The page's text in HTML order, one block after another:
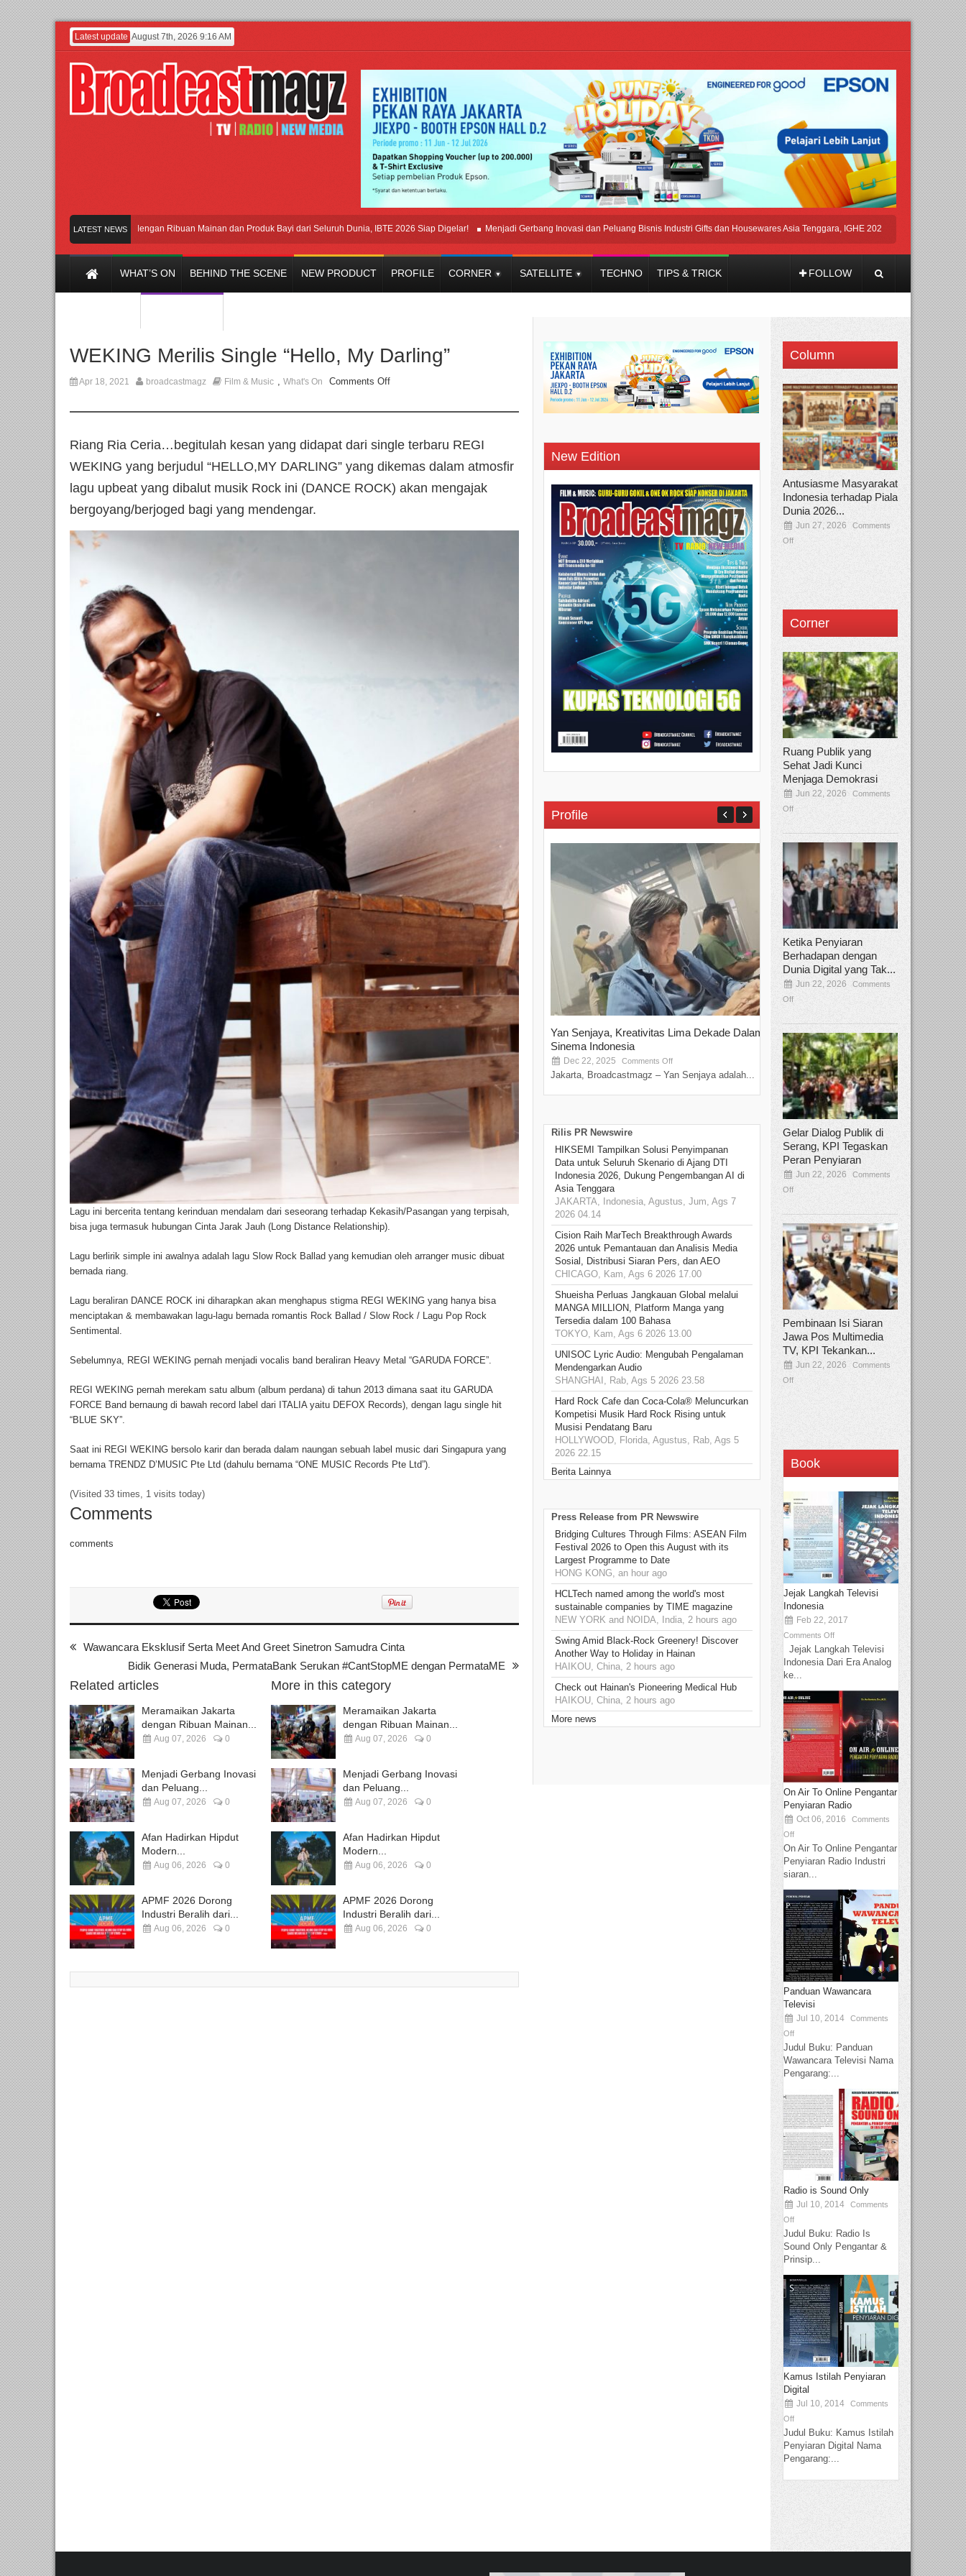
Latest update August 7th, 2026 9:16 AM
LATEST NEWS
Meramaikan Jakarta dengan Ribuan Mainan dan Produk Bayi dari Seluruh Dunia, IBTE 2026 Siap Digelar! Menjadi Gerbang Inovasi dan Peluang Bisnis Industri Gifts dan Housewares Asia Tenggara, IGHE 2026 Kembali Digelar di Jakarta
WHAT’S ON BEHIND THE SCENE NEW PRODUCT PROFILE CORNER SATELLITE TECHNO TIPS & TRICK FOLLOW
WEKING Merilis Single “Hello, My Darling”
Apr 18, 2021 broadcastmagz Film & Music , What's On Comments Off
Riang Ria Ceria…begitulah kesan yang didapat dari single terbaru REGI
WEKING yang berjudul “HELLO,MY DARLING” yang dikemas dalam atmosfir
lagu upbeat yang dibalut musik Rock ini (DANCE ROCK) akan mengajak
bergoyang/berjoged bagi yang mendengar.
Lagu ini bercerita tentang kerinduan mendalam dari seseorang terhadap Kekasih/Pasangan yang terpisah,
bisa juga termasuk hubungan Cinta Jarak Jauh (Long Distance Relationship).
Lagu berlirik simple ini awalnya adalah lagu Slow Rock Ballad yang kemudian oleh arranger music dibuat
bernada riang.
Lagu beraliran DANCE ROCK ini diharapkan akan menghapus stigma REGI WEKING yang hanya bisa
menciptakan & membawakan lagu-lagu bernada romantis Rock Ballad / Slow Rock / Lagu Pop Rock
Sentimental.
Sebelumnya, REGI WEKING pernah menjadi vocalis band beraliran Heavy Metal “GARUDA FORCE”.
REGI WEKING pernah merekam satu album (album perdana) di tahun 2013 dimana saat itu GARUDA
FORCE Band bernaung di bawah record label dari ITALIA yaitu DEFOX Records), dengan lagu single hit
“BLUE SKY”.
Saat ini REGI WEKING bersolo karir dan berada dalam naungan sebuah label music dari Singapura yang
bernama TRENDZ D’MUSIC Pte Ltd (dahulu bernama “ONE MUSIC Records Pte Ltd”).
(Visited 33 times, 1 visits today)
Comments
comments
Wawancara Eksklusif Serta Meet And Greet Sinetron Samudra Cinta
Bidik Generasi Muda, PermataBank Serukan #CantStopME dengan PermataME
Related articles
Meramaikan Jakarta
dengan Ribuan Mainan...
Aug 07, 2026 0
Menjadi Gerbang Inovasi
dan Peluang...
Aug 07, 2026 0
Afan Hadirkan Hipdut
Modern...
Aug 06, 2026 0
APMF 2026 Dorong
Industri Beralih dari...
Aug 06, 2026 0
More in this category
Meramaikan Jakarta
dengan Ribuan Mainan...
Aug 07, 2026 0
Menjadi Gerbang Inovasi
dan Peluang...
Aug 07, 2026 0
Afan Hadirkan Hipdut
Modern...
Aug 06, 2026 0
APMF 2026 Dorong
Industri Beralih dari...
Aug 06, 2026 0
New Edition
Profile
Yan Senjaya, Kreativitas Lima Dekade Dalam
Sinema Indonesia
Dec 22, 2025 Comments Off
Jakarta, Broadcastmagz – Yan Senjaya adalah...
Tamee Irelly Menjadi Juri Open
Film Terbaru...
Sep 08, 2025 Comments Off
Bekasi, Broadcastmagz – Dalam upaya
talenta...
Rilis PR Newswire
HIKSEMI Tampilkan Solusi Penyimpanan
Data untuk Seluruh Skenario di Ajang DTI
Indonesia 2026, Dukung Pengembangan AI di
Asia Tenggara
JAKARTA, Indonesia, Agustus, Jum, Ags 7
2026 04.14
Cision Raih MarTech Breakthrough Awards
2026 untuk Pemantauan dan Analisis Media
Sosial, Distribusi Siaran Pers, dan AEO
CHICAGO, Kam, Ags 6 2026 17.00
Shueisha Perluas Jangkauan Global melalui
MANGA MILLION, Platform Manga yang
Tersedia dalam 100 Bahasa
TOKYO, Kam, Ags 6 2026 13.00
UNISOC Lyric Audio: Mengubah Pengalaman
Mendengarkan Audio
SHANGHAI, Rab, Ags 5 2026 23.58
Hard Rock Cafe dan Coca-Cola® Meluncurkan
Kompetisi Musik Hard Rock Rising untuk
Musisi Pendatang Baru
HOLLYWOOD, Florida, Agustus, Rab, Ags 5
2026 22.15
Berita Lainnya
Press Release from PR Newswire
Bridging Cultures Through Films: ASEAN Film
Festival 2026 to Open this August with its
Largest Programme to Date
HONG KONG, an hour ago
HCLTech named among the world's most
sustainable companies by TIME magazine
NEW YORK and NOIDA, India, 2 hours ago
Swing Amid Black‑Rock Greenery! Discover
Another Way to Holiday in Hainan
HAIKOU, China, 2 hours ago
Check out Hainan's Pioneering Medical Hub
HAIKOU, China, 2 hours ago
More news
Column
Antusiasme Masyarakat
Indonesia terhadap Piala
Dunia 2026...
Jun 27, 2026
Comments
Off
Corner
Ruang Publik yang
Sehat Jadi Kunci
Menjaga Demokrasi
Jun 22, 2026
Comments
Off
Ketika Penyiaran
Berhadapan dengan
Dunia Digital yang Tak...
Jun 22, 2026
Comments
Off
Gelar Dialog Publik di
Serang, KPI Tegaskan
Peran Penyiaran
Jun 22, 2026
Comments
Off
Pembinaan Isi Siaran
Jawa Pos Multimedia
TV, KPI Tekankan...
Jun 22, 2026
Comments
Off
Book
Jejak Langkah Televisi
Indonesia
Feb 22, 2017
Comments Off
Jejak Langkah Televisi
Indonesia Dari Era Analog
ke...
On Air To Online Pengantar
Penyiaran Radio
Oct 06, 2016
Comments
Off
On Air To Online Pengantar
Penyiaran Radio Industri
siaran...
Panduan Wawancara
Televisi
Jul 10, 2014
Comments
Off
Judul Buku: Panduan
Wawancara Televisi Nama
Pengarang:...
Radio is Sound Only
Jul 10, 2014
Comments
Off
Judul Buku: Radio Is
Sound Only Pengantar &
Prinsip...
Kamus Istilah Penyiaran
Digital
Jul 10, 2014
Comments
Off
Judul Buku: Kamus Istilah
Penyiaran Digital Nama
Pengarang:...